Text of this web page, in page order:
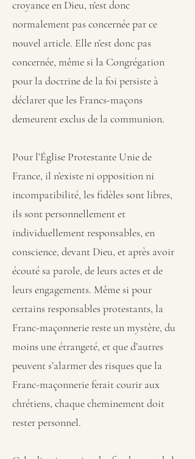
croyance en Dieu, n’est donc
normalement pas concernée par ce
nouvel article. Elle n’est donc pas
concernée, même si la Congrégation
pour la doctrine de la foi persiste à
déclarer que les Francs-maçons
demeurent exclus de la communion.
Pour l’Église Protestante Unie de
France, il n’existe ni opposition ni
incompatibilité, les fidèles sont libres,
ils sont personnellement et
individuellement responsables, en
conscience, devant Dieu, et après avoir
écouté sa parole, de leurs actes et de
leurs engagements. Même si pour
certains responsables protestants, la
Franc-maçonnerie reste un mystère, du
moins une étrangeté, et que d’autres
peuvent s’alarmer des risques que la
Franc-maçonnerie ferait courir aux
chrétiens, chaque cheminement doit
rester personnel.